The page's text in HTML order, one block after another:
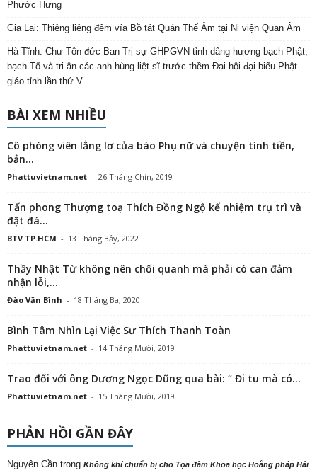
Phước Hưng
Gia Lai: Thiêng liêng đêm vía Bồ tát Quán Thế Âm tại Ni viện Quan Âm
Hà Tĩnh: Chư Tôn đức Ban Trị sự GHPGVN tỉnh dâng hương bạch Phật,
bạch Tổ và tri ân các anh hùng liệt sĩ trước thềm Đại hội đại biểu Phật
giáo tỉnh lần thứ V
BÀI XEM NHIỀU
Cô phóng viên lẳng lơ của báo Phụ nữ và chuyện tình tiền,
bản...
Phattuvietnam.net - 26 Tháng Chín, 2019
Tấn phong Thượng toạ Thích Đồng Ngộ kế nhiệm trụ trì và
đặt đá...
BTV TP.HCM - 13 Tháng Bảy, 2022
Thầy Nhật Từ không nên chối quanh mà phải có can đảm
nhận lỗi,...
Đào Văn Bình - 18 Tháng Ba, 2020
Bình Tâm Nhìn Lại Việc Sư Thích Thanh Toàn
Phattuvietnam.net - 14 Tháng Mười, 2019
Trao đổi với ông Dương Ngọc Dũng qua bài: “ Đi tu mà có...
Phattuvietnam.net - 15 Tháng Mười, 2019
PHẢN HỒI GẦN ĐÂY
Nguyên Cần trong Không khí chuẩn bị cho Tọa đàm Khoa học Hoằng pháp Hải